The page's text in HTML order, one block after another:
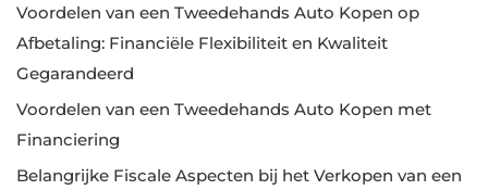
Voordelen van een Tweedehands Auto Kopen op
Afbetaling: Financiële Flexibiliteit en Kwaliteit
Gegarandeerd
Voordelen van een Tweedehands Auto Kopen met
Financiering
Belangrijke Fiscale Aspecten bij het Verkopen van een